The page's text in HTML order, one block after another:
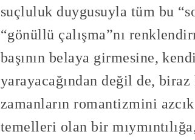
suçluluk duygusuyla tüm bu
“gönüllü çalışma”nı
başının belaya girmesine,
yarayacağından değil de,
zamanların romantizmini
temelleri olan bir